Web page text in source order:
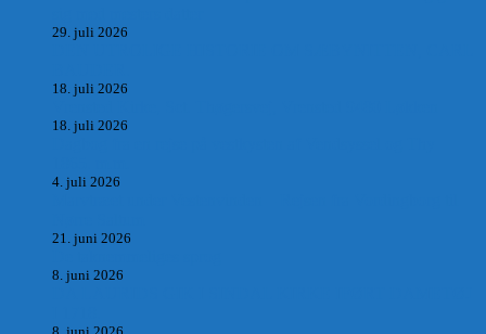
29. juli 2026
18. juli 2026
18. juli 2026
4. juli 2026
21. juni 2026
8. juni 2026